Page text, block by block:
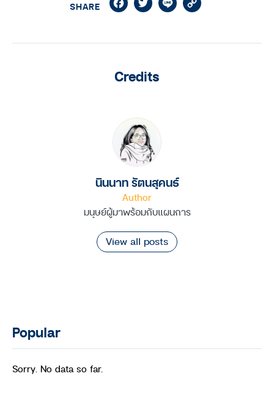
SHARE FacebookTwitterLine
Credits
นินนาท รัตนสุคนธ์
Author
มนุษย์ผู้มาพร้อมกับแผนการ
View all posts
Popular
Sorry. No data so far.